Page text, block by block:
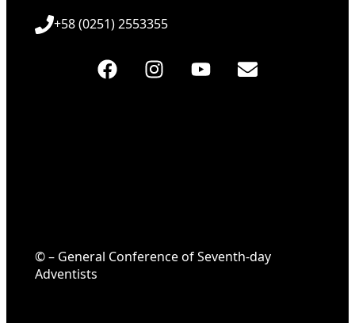
+58 (0251) 2553355
© – General Conference of Seventh-day
Adventists